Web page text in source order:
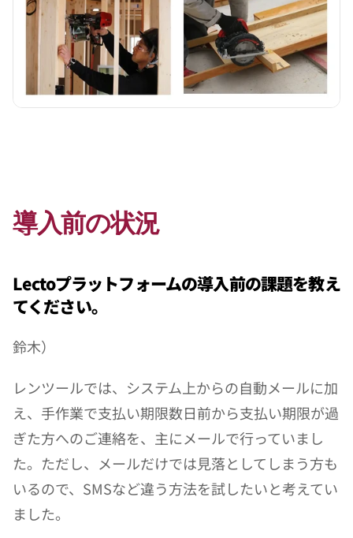
導入前の状況
Lectoプラットフォームの導入前の課題を教え
てください。
鈴木）
レンツールでは、システム上からの自動メールに加
え、手作業で支払い期限数日前から支払い期限が過
ぎた方へのご連絡を、主にメールで行っていまし
た。ただし、メールだけでは見落としてしまう方も
いるので、SMSなど違う方法を試したいと考えてい
ました。